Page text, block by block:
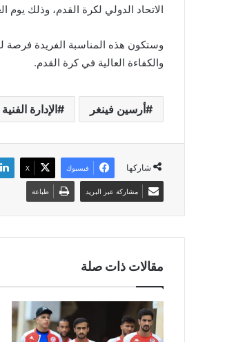
الاتحاد الدولي لكرة القدم، وذلك يوم الغد 11جوان
وستكون هذه المناسبة الفريدة فرصة
والكفاءة العالية في كرة القدم.
أرسين فينغر الإدارة
شاركها فيسبوك ‫X
مشاركة عبر البريد طباعة
مقالات ذات صلة